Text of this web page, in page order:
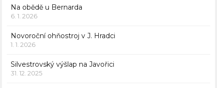
Na obědě u Bernarda
6. 1. 2026
Novoroční ohňostroj v J. Hradci
1. 1. 2026
Silvestrovský výšlap na Javořici
31. 12. 2025